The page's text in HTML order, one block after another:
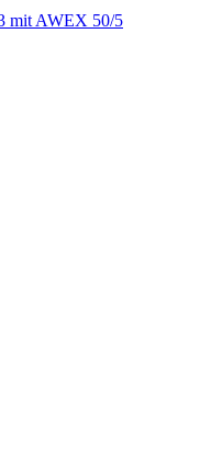
mit AWEX 50/5